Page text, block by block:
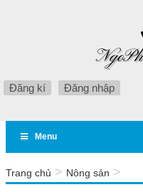
Đăng kí Đăng nhập
Menu
Trang chủ > Nông sản >